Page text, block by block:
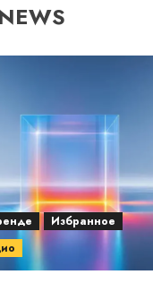
Избранное